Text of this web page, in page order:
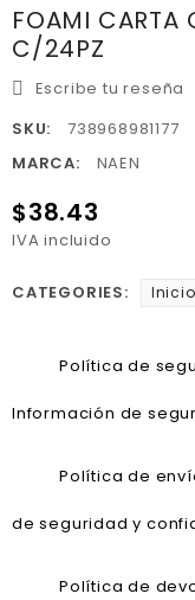
FOAMI CARTA
C/24PZ
Escribe tu reseña
SKU:
738968981177
MARCA:
NAEN
$38.43
IVA incluido
CATEGORIES: Inicio
Política de
Información de
Política de
de seguridad y
Política de